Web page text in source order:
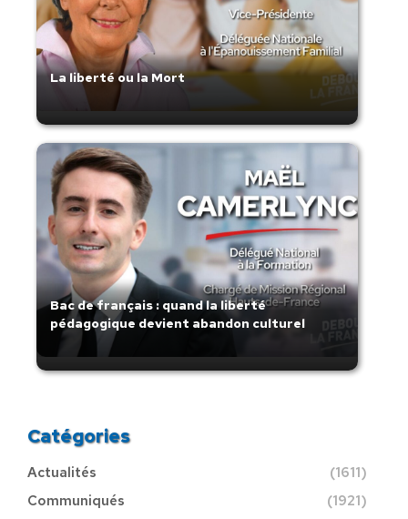
La liberté ou la Mort
Bac de français : quand la liberté
pédagogique devient abandon culturel
Catégories
Actualités
(1611)
Communiqués
(1921)